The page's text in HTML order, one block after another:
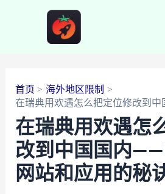
首页
海外地区限制
在瑞典用欢遇怎么把定位修改到中
在瑞典用欢遇怎
改到中国国内——
网站和应用的秘